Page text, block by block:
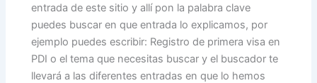
entrada de este sitio y allí pon la palabra clave
puedes buscar en que entrada lo explicamos, por
ejemplo puedes escribir: Registro de primera visa en
PDI o el tema que necesitas buscar y el buscador te
llevará a las diferentes entradas en que lo hemos